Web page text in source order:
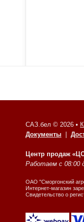
САЗ.бел © 2026 •
Документы
Центр продаж
Работаем с 08:00
ОАО "Сморгонский
Интернет-магазин
Свидетельство о